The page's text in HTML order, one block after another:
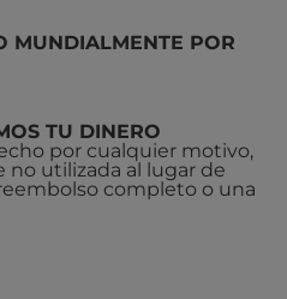
MUNDIALMENTE POR
TU DINERO
por cualquier motivo,
no utilizada al lugar de
completo o una